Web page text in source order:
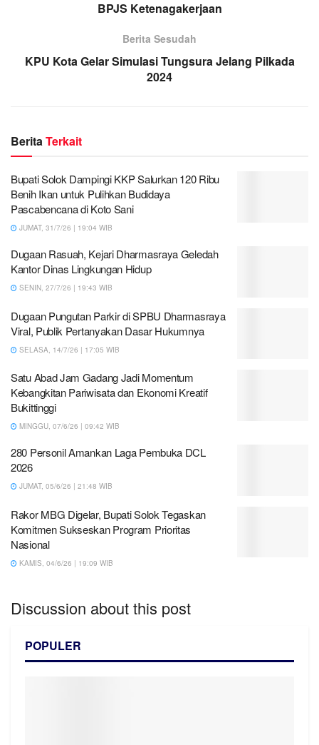
BPJS Ketenagakerjaan
Berita Sesudah
KPU Kota Gelar Simulasi Tungsura Jelang Pilkada
2024
BeritaTerkait
Bupati Solok Dampingi KKP Salurkan 120 Ribu
Benih Ikan untuk Pulihkan Budidaya
Pascabencana di Koto Sani
JUMAT, 31/7/26 | 19:04 WIB
Dugaan Rasuah, Kejari Dharmasraya Geledah
Kantor Dinas Lingkungan Hidup
SENIN, 27/7/26 | 19:43 WIB
Dugaan Pungutan Parkir di SPBU Dharmasraya
Viral, Publik Pertanyakan Dasar Hukumnya
SELASA, 14/7/26 | 17:05 WIB
Satu Abad Jam Gadang Jadi Momentum
Kebangkitan Pariwisata dan Ekonomi Kreatif
Bukittinggi
MINGGU, 07/6/26 | 09:42 WIB
280 Personil Amankan Laga Pembuka DCL
2026
JUMAT, 05/6/26 | 21:48 WIB
Rakor MBG Digelar, Bupati Solok Tegaskan
Komitmen Sukseskan Program Prioritas
Nasional
KAMIS, 04/6/26 | 19:09 WIB
Discussion about this post
POPULER